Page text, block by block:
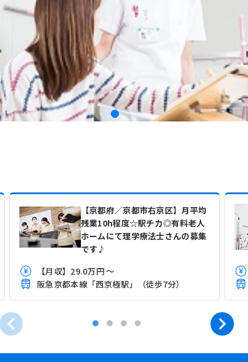
【京都府／京都市右京区】月平均
残業10h程度☆駅チカ◎有料老人
ホームにて理学療法士さんの募集
です♪
【月収】29.0万円 ～
阪急京都本線「西京極駅」（徒歩7分）